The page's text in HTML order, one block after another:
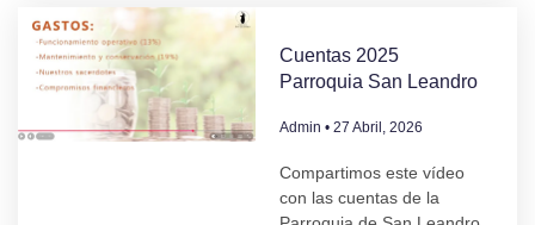
Cuentas 2025
Parroquia San Leandro
Admin 27 Abril, 2026
Compartimos este vídeo
con las cuentas de la